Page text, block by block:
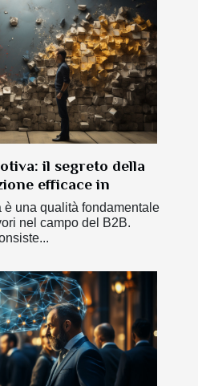
il segreto della
efficace in
è una qualità fondamentale
nel campo del B2B.